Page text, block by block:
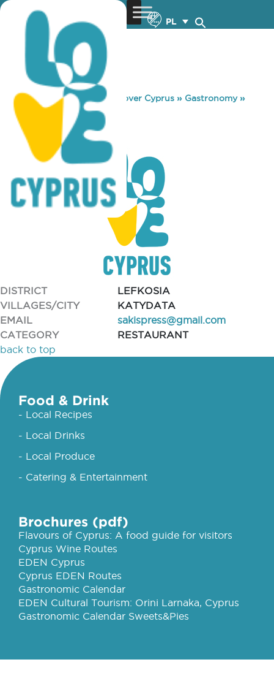
PL
You are here: Home »Discover Cyprus » Gastronomy»
PAEK KATIDATA
PAEK KATIDATA
DISTRICT
LEFKOSIA
VILLAGES/CITY
KATYDATA
EMAIL
sakispress@gmail.com
CATEGORY
RESTAURANT
back to top
Food & Drink
- Local Recipes
- Local Drinks
- Local Produce
- Catering & Entertainment
Brochures (pdf)
Flavours of Cyprus: A food guide for visitors
Cyprus Wine Routes
EDEN Cyprus
Cyprus EDEN Routes
Gastronomic Calendar
EDEN Cultural Tourism: Orini Larnaka, Cyprus
Gastronomic Calendar Sweets&Pies